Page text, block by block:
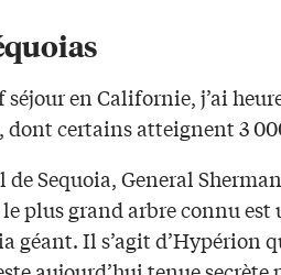
en Californie, j’ai
dont certains atteignent 3
Sequoia, General
le plus grand arbre connu est
géant. Il s’agit d’Hypérion